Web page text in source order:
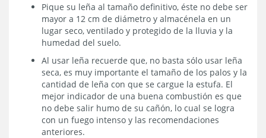
Pique su leña al tamaño definitivo, éste no debe ser
mayor a 12 cm de diámetro y almacénela en un
lugar seco, ventilado y protegido de la lluvia y la
humedad del suelo.
Al usar leña recuerde que, no basta sólo usar leña
seca, es muy importante el tamaño de los palos y la
cantidad de leña con que se cargue la estufa. El
mejor indicador de una buena combustión es que
no debe salir humo de su cañón, lo cual se logra
con un fuego intenso y las recomendaciones
anteriores.